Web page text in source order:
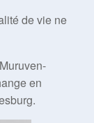
de vie ne
en